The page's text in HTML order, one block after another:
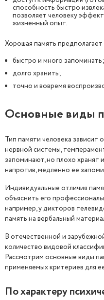
способность быстро
позволяет человеку
жизненный опыт.
Хорошая память
быстро и много запоминать;
долго хранить;
точно и вовремя
Основные виды
Тип памяти человека
нервной системы,
запоминают, но плохо
напротив, медленно ее
Индивидуальные отличия
объяснить его
например, у дикторов
память на вербальный
В отечественной и
количество видовой
Рассмотрим основные виды
применяемых критериев для
По характеру